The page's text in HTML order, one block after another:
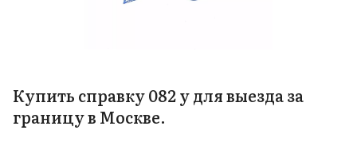
Купить справку 082 у для выезда за
границу в Москве.